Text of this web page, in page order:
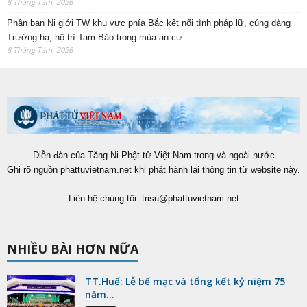
Phân ban Ni giới TW khu vực phía Bắc kết nối tình pháp lữ, cúng dàng
Trường hạ, hộ trì Tam Bảo trong mùa an cư
8 Tháng Tám, 2026
Diễn đàn của Tăng Ni Phật tử Việt Nam trong và ngoài nước
Ghi rõ nguồn phattuvietnam.net khi phát hành lại thông tin từ website này.
Liên hệ chúng tôi: trisu@phattuvietnam.net
NHIỀU BÀI HƠN NỮA
TT.Huế: Lễ bế mạc và tổng kết kỷ niệm 75
năm...